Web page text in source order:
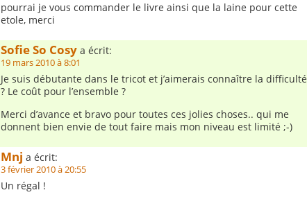
pourrai je vous commander le livre ainsi que la laine pour cette
etole, merci
Sofie So Cosy a écrit:
19 mars 2010 à 8:01
Je suis débutante dans le tricot et j’aimerais connaître la difficulté
? Le coût pour l’ensemble ?
Merci d’avance et bravo pour toutes ces jolies choses.. qui me
donnent bien envie de tout faire mais mon niveau est limité ;-)
Mnj a écrit:
3 février 2010 à 20:55
Un régal !